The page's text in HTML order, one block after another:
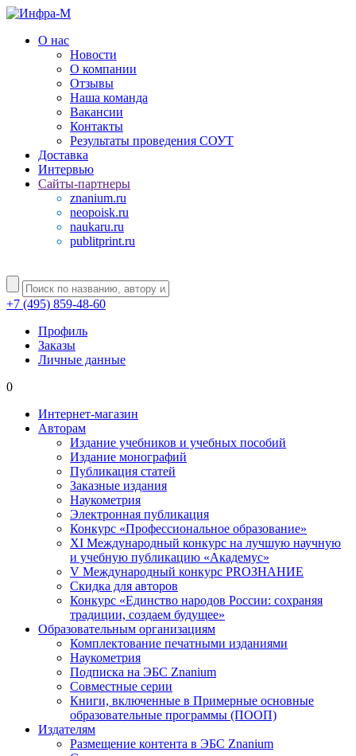
О нас
Новости
О компании
Отзывы
Наша команда
Вакансии
Контакты
Результаты проведения СОУТ
Доставка
Интервью
Сайты-партнеры
znanium.ru
neopoisk.ru
naukaru.ru
publitprint.ru
+7 (495) 859-48-60
Профиль
Заказы
Личные данные
0
Интернет-магазин
Авторам
Издание учебников и учебных пособий
Издание монографий
Публикация статей
Заказные издания
Наукометрия
Электронная публикация
Конкурс «Профессиональное образование»
XI Международный конкурс на лучшую научную
и учебную публикацию «Академус»
V Международный конкурс PROЗНАНИЕ
Скидка для авторов
Конкурс «Единство народов России: сохраняя
традиции, создаем будущее»
Образовательным организациям
Комплектование печатными изданиями
Наукометрия
Подписка на ЭБС Znanium
Совместные серии
Книги, включенные в Примерные основные
образовательные программы (ПООП)
Издателям
Размещение контента в ЭБС Znanium